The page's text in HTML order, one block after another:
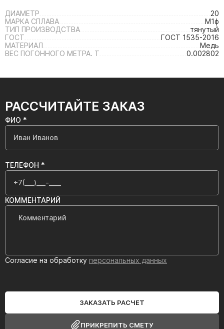
ДИАМЕТР
20
МАРКА СПЛАВА
М1ф
ТИП ПРОИЗВОДСТВА
тянутый
ГОСТ
ГОСТ 1535-2016
МАТЕРИАЛ
Медь
ВЕС ПОГОННОГО МЕТРА. Т
0.002802
РАССЧИТАЙТЕ ЗАКАЗ
ФИО *
ТЕЛЕФОН *
КОММЕНТАРИЙ
Согласие на обработку персональных данных
ЗАКАЗАТЬ РАСЧЕТ
ПРИКРЕПИТЬ СМЕТУ